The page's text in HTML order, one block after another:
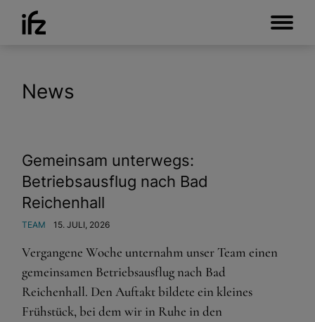
News
Gemeinsam unterwegs:
Betriebsausflug nach Bad
Reichenhall
TEAM 15. JULI, 2026
Vergangene Woche unternahm unser Team einen
gemeinsamen Betriebsausflug nach Bad
Reichenhall. Den Auftakt bildete ein kleines
Frühstück, bei dem wir in Ruhe in den